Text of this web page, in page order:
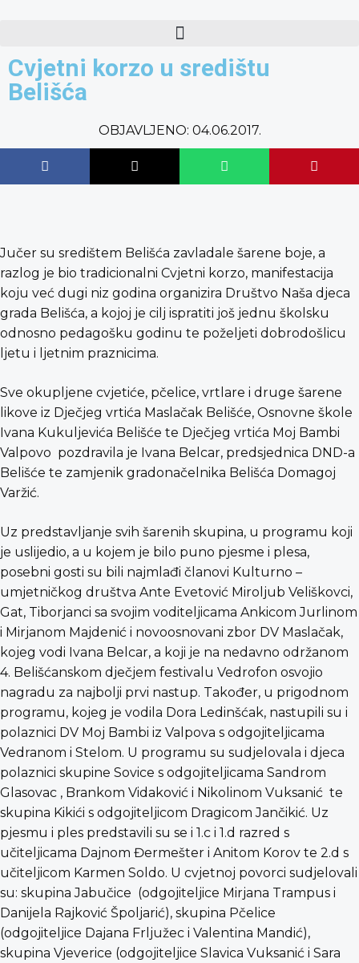
Cvjetni korzo u središtu
Belišća
OBJAVLJENO: 04.06.2017.
Jučer su središtem Belišća zavladale šarene boje, a
razlog je bio tradicionalni Cvjetni korzo, manifestacija
koju već dugi niz godina organizira Društvo Naša djeca
grada Belišća, a kojoj je cilj ispratiti još jednu školsku
odnosno pedagošku godinu te poželjeti dobrodošlicu
ljetu i ljetnim praznicima.
Sve okupljene cvjetiće, pčelice, vrtlare i druge šarene
likove iz Dječjeg vrtića Maslačak Belišće, Osnovne škole
Ivana Kukuljevića Belišće te Dječjeg vrtića Moj Bambi
Valpovo pozdravila je Ivana Belcar, predsjednica DND-a
Belišće te zamjenik gradonačelnika Belišća Domagoj
Varžić.
Uz predstavljanje svih šarenih skupina, u programu koji
je uslijedio, a u kojem je bilo puno pjesme i plesa,
posebni gosti su bili najmlađi članovi Kulturno –
umjetničkog društva Ante Evetović Miroljub Veliškovci,
Gat, Tiborjanci sa svojim voditeljicama Ankicom Jurlinom
i Mirjanom Majdenić i novoosnovani zbor DV Maslačak,
kojeg vodi Ivana Belcar, a koji je na nedavno održanom
4. Belišćanskom dječjem festivalu Vedrofon osvojio
nagradu za najbolji prvi nastup. Također, u prigodnom
programu, kojeg je vodila Dora Ledinšćak, nastupili su i
polaznici DV Moj Bambi iz Valpova s odgojiteljicama
Vedranom i Stelom. U programu su sudjelovala i djeca
polaznici skupine Sovice s odgojiteljicama Sandrom
Glasovac , Brankom Vidaković i Nikolinom Vuksanić te
skupina Kikići s odgojiteljicom Dragicom Jančikić. Uz
pjesmu i ples predstavili su se i 1.c i 1.d razred s
učiteljicama Dajnom Đermešter i Anitom Korov te 2.d s
učiteljicom Karmen Soldo. U cvjetnoj povorci sudjelovali
su: skupina Jabučice (odgojiteljice Mirjana Trampus i
Danijela Rajković Špoljarić), skupina Pčelice
(odgojiteljice Dajana Frljužec i Valentina Mandić),
skupina Vjeverice (odgojiteljice Slavica Vuksanić i Sara